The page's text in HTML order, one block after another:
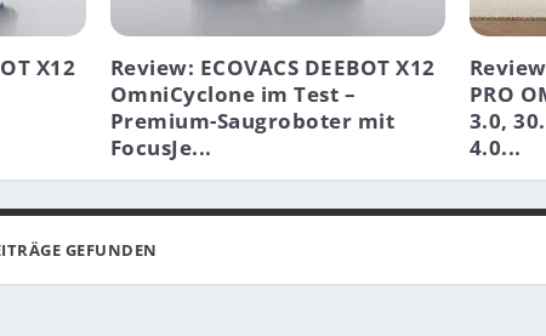
X12
Review: ECOVACS DEEBOT X12
OmniCyclone im Test –
Premium-Saugroboter mit
FocusJe...
PRO
3.0,
4.0...
GEFUNDEN